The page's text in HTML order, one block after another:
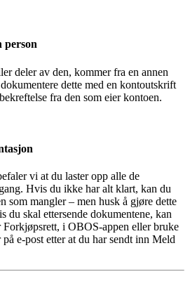
person
deler av den, kommer fra en annen
dette med en kontoutskrift
fra den som eier kontoen.
vi at du laster opp alle de
Hvis du ikke har alt klart, kan du
som mangler – men husk å gjøre dette
du skal ettersende dokumentene, kan
i OBOS-appen eller bruke
e-post etter at du har sendt inn Meld